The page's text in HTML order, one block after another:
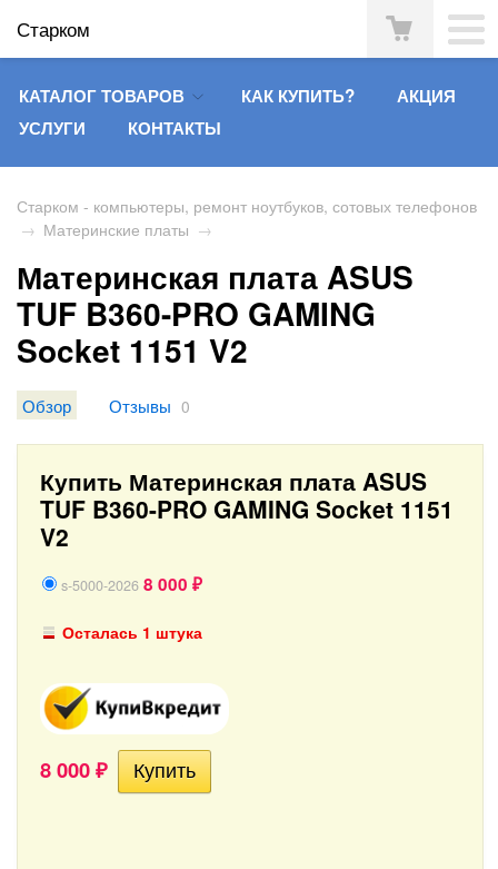
Старком
КАТАЛОГ ТОВАРОВ КАК КУПИТЬ?
АКЦИЯ
УСЛУГИ
КОНТАКТЫ
Старком - компьютеры, ремонт ноутбуков, сотовых телефонов
→ Материнские платы →
Материнская плата ASUS
TUF B360-PRO GAMING
Socket 1151 V2
Обзор Отзывы 0
Купить Материнская плата ASUS
TUF B360-PRO GAMING Socket 1151
V2
s-5000-2026 8 000 ₽
Осталась 1 штука
8 000 ₽